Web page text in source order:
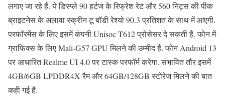
लगाए जा रहे हैं. ये डिस्प्ले 90 हर्टज के रिफ्रेश रेट और 560 निट्स की पीक
ब्राइटनेस के अलावा स्क्रीन टू बॉडी रेश्यो 90.3 प्रतिशत के साथ में आएगी.
परफॉरमेंस के लिए इसमें कंपनी Unisoc T612 प्रोसेसर दे सकती है. फोन में
ग्राफिक्स के लिए Mali-G57 GPU मिलने की उम्मीद है. फोन Android 13
पर आधारित Realme UI 4.0 पर टास्क परफॉर्म करेगा. संभावित तौर इसमें
4GB/6GB LPDDR4X रैम और 64GB/128GB स्टोरेज मिलने की बात
कही गई है.